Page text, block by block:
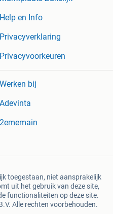
Help en Info
Privacyverklaring
Privacyvoorkeuren
Werken bij
Adevinta
2ememain
toegestaan, niet aansprakelijk
uit het gebruik van deze site,
functionaliteiten op deze site.
Alle rechten voorbehouden.